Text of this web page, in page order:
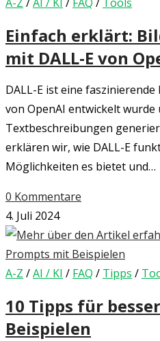
Einfach erklärt:
mit DALL-E von
DALL-E ist eine
von OpenAI entwickelt wurde
Textbeschreibungen
erklären wir, wie DALL-E
Möglichkeiten es bietet und…
0 Kommentare
4. Juli 2024
A-Z /AI / KI / FAQ / Tipps /
10 Tipps für
Beispielen